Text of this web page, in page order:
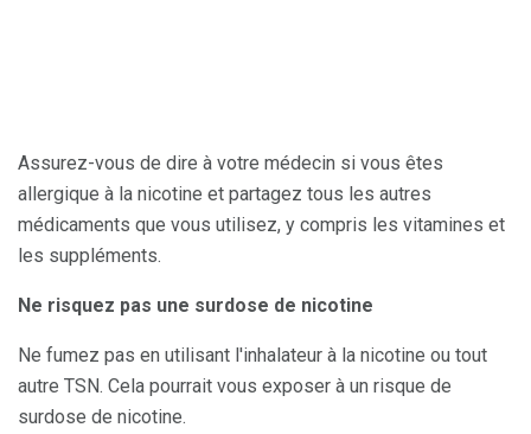
Assurez-vous de dire à votre médecin si vous êtes
allergique à la nicotine et partagez tous les autres
médicaments que vous utilisez, y compris les vitamines et
les suppléments.
Ne risquez pas une surdose de nicotine
Ne fumez pas en utilisant l'inhalateur à la nicotine ou tout
autre TSN. Cela pourrait vous exposer à un risque de
surdose de nicotine.